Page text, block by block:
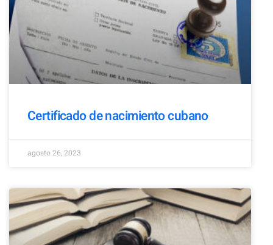
Certificado de nacimiento cubano
agosto 26, 2023